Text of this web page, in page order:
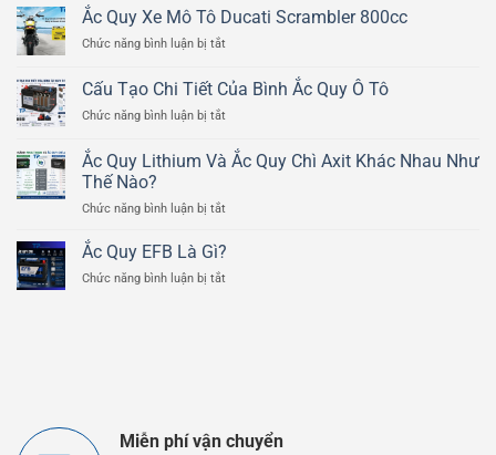
Lý
Hoạt
Động
Bình
Quy
Axit
Ắc Quy Xe Mô Tô Ducati Scrambler 800cc
Chức năng bình luận bị tắt
Quy
Xe
Mô
Ducati
Scrambler
Cấu Tạo Chi Tiết Của Bình Ắc Quy Ô Tô
Chức năng bình luận bị tắt
Tạo
Chi
Của
Ắc
Ô
Ắc Quy Lithium Và Ắc Quy Chì Axit Khác Nhau Như
Thế Nào?
Chức năng bình luận bị tắt
Quy
Và
Thế
Ắc Quy EFB Là Gì?
Chức năng bình luận bị tắt
Miễn phí vận chuyển